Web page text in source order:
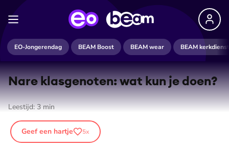
EO-Jongerendag BEAM Boost BEAM wear BEAM kerkdienst
Nare klasgenoten: wat kun je doen?
Leestijd:3min
Geef een hartje 5x